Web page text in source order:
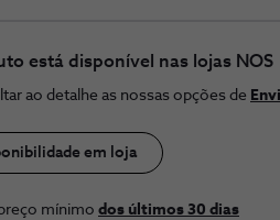
está disponível nas lojas NOS
ao detalhe as nossas opções de
em loja
​mínimo dos últimos 30 ​dias